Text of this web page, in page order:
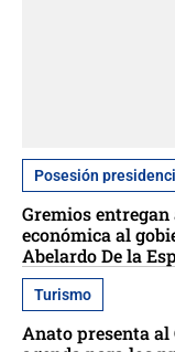
Posesión
Gremios entregan
económica al
Abelardo De la
Turismo
Anato presenta al